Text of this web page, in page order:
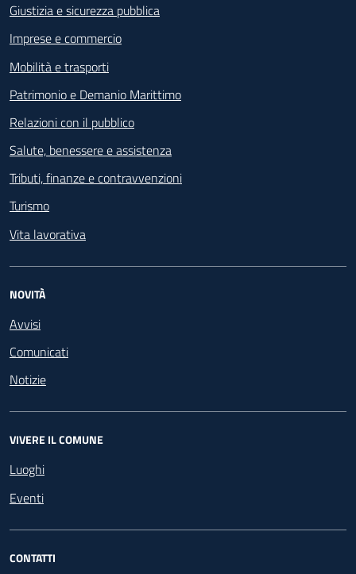
Giustizia e sicurezza pubblica
Imprese e commercio
Mobilità e trasporti
Patrimonio e Demanio Marittimo
Relazioni con il pubblico
Salute, benessere e assistenza
Tributi, finanze e contravvenzioni
Turismo
Vita lavorativa
NOVITÀ
Avvisi
Comunicati
Notizie
VIVERE IL COMUNE
Luoghi
Eventi
CONTATTI